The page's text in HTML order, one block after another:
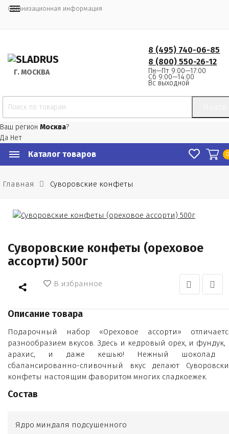
Организационная информация
Г. МОСКВА
8 (495) 740-06-85
8 (800) 550-26-12
Пн—Пт 9:00—17:00
Сб 9:00—14:00
Вс выходной
Ваш регион Москва?
Да Нет
Каталог товаров
Главная Суворовские конфеты
Суворовские конфеты (ореховое
ассорти) 500г
В избранное
Описание товара
Подарочный набор «Ореховое ассорти»
разнообразием вкусов. Здесь и кедровый орех, и фундук,
арахис, и даже кешью! Нежный шоколад
сбалансированно-сливочный вкус делают
конфеты настоящим фаворитом многих сладкоежек.
Состав
Ядро миндаля подсушенного